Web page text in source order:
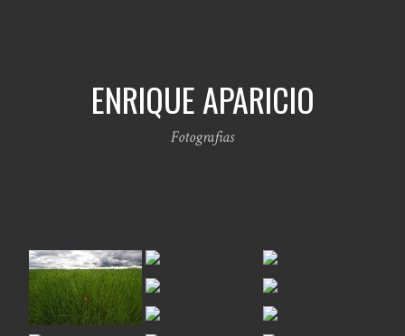
ENRIQUE APARICIO
Fotografias